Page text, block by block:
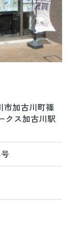
行にな
ホに
市加古川町篠
クス加古川駅